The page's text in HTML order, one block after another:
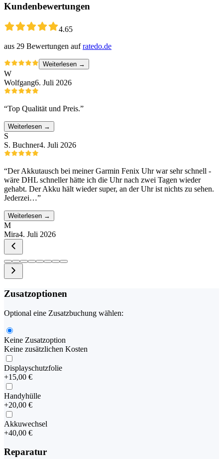
Kundenbewertungen
4.65
aus 29 Bewertungen auf ratedo.de
Weiterlesen →
W
Wolfgang6. Juli 2026
“Top Qualität und Preis.”
Weiterlesen →
S
S. Buchner4. Juli 2026
“Der Akkutausch bei meiner Garmin Fenix Uhr war sehr schnell -
wäre DHL schneller hätte ich die Uhr nach zwei Tagen wieder
gehabt. Der Akku hält wieder super, an der Uhr ist nichts zu sehen.
Jederzei…”
Weiterlesen →
M
Mira4. Juli 2026
Zusatzoptionen
Optional eine Zusatzbuchung wählen:
Keine Zusatzoption
Keine zusätzlichen Kosten
Displayschutzfolie
+15,00 €
Handyhülle
+20,00 €
Akkuwechsel
+40,00 €
Reparatur